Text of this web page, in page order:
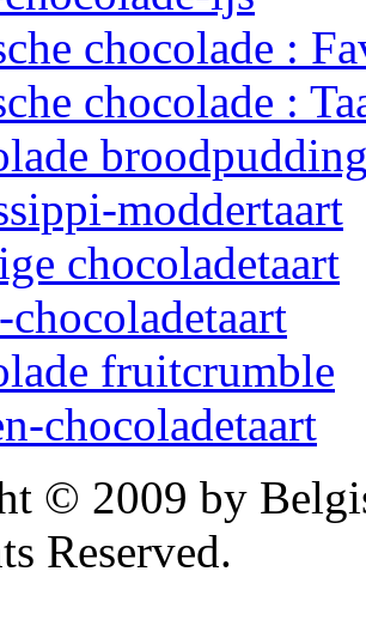
chocolade :
chocolade :
moddertaart
chocoladetaart
chocoladetaart
fruitcrumble
chocoladetaart
© 2009 by
Reserved.